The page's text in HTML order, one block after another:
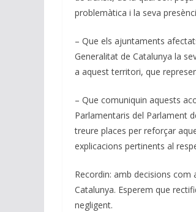
problemàtica i la seva
– Que els ajuntaments
Generalitat de Catalunya la
a aquest territori, que
– Que comuniquin aquests
Parlamentaris del Parlament
treure places per reforçar
explicacions pertinents al
Recordin: amb decisions com
Catalunya. Esperem que
negligent.